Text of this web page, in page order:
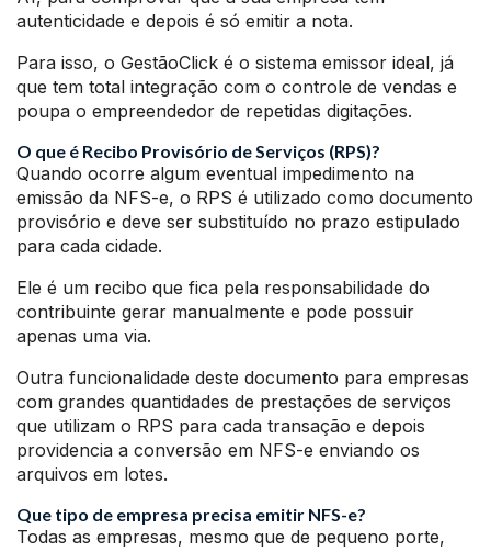
autenticidade e depois é só emitir a nota.
Para isso, o GestãoClick é o sistema emissor ideal, já
que tem total integração com o controle de vendas e
poupa o empreendedor de repetidas digitações.
O que é Recibo Provisório de Serviços (RPS)?
Quando ocorre algum eventual impedimento na
emissão da NFS-e, o RPS é utilizado como documento
provisório e deve ser substituído no prazo estipulado
para cada cidade.
Ele é um recibo que fica pela responsabilidade do
contribuinte gerar manualmente e pode possuir
apenas uma via.
Outra funcionalidade deste documento para empresas
com grandes quantidades de prestações de serviços
que utilizam o RPS para cada transação e depois
providencia a conversão em NFS-e enviando os
arquivos em lotes.
Que tipo de empresa precisa emitir NFS-e?
Todas as empresas, mesmo que de pequeno porte,